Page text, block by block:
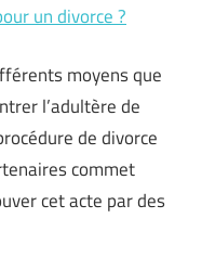
un divorce ?
moyens que
l’adultère de
de divorce
commet
cet acte par des